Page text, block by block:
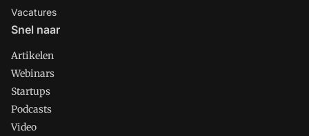
Vacatures
Snel naar
Artikelen
Webinars
Startups
Podcasts
Video